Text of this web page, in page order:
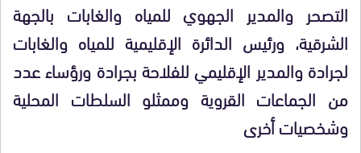
التصحر والمدير الجهوي للمياه والغابات بالجهة
الشرقية، ورئيس الدائرة الإقليمية للمياه والغابات
لجرادة والمدير الإقليمي للفلاحة بجرادة ورؤساء عدد
من الجماعات القروية وممثلو السلطات المحلية
وشخصيات أخرى